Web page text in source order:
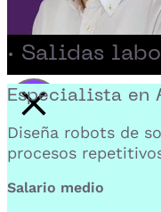
Activar reproducción del
· Salidas
Especialista en
Diseña robots de
procesos
Salario medio